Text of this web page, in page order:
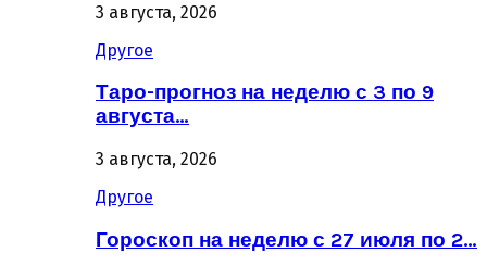
3 августа, 2026
Другое
Таро-прогноз на неделю с 3 по 9
августа…
3 августа, 2026
Другое
Гороскоп на неделю с 27 июля по 2…